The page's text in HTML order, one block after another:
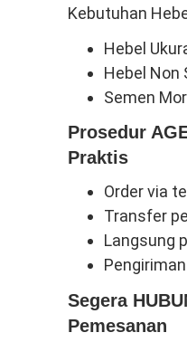
Kebutuhan
Hebel
Hebel Non
Semen
Prosedur
Praktis
Order via
Transfer
Langsung
Segera
Pemesanan